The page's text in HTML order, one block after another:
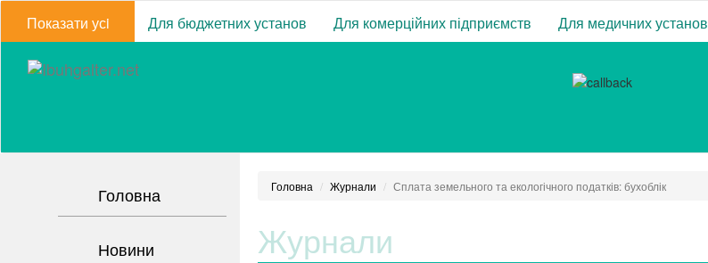
Показати усi Для бюджетних установ Для комерційних підприємств Для медичних установ
Головна
Новини
Головна Журнали Сплата земельного та екологічного податків: бухоблік
Журнали